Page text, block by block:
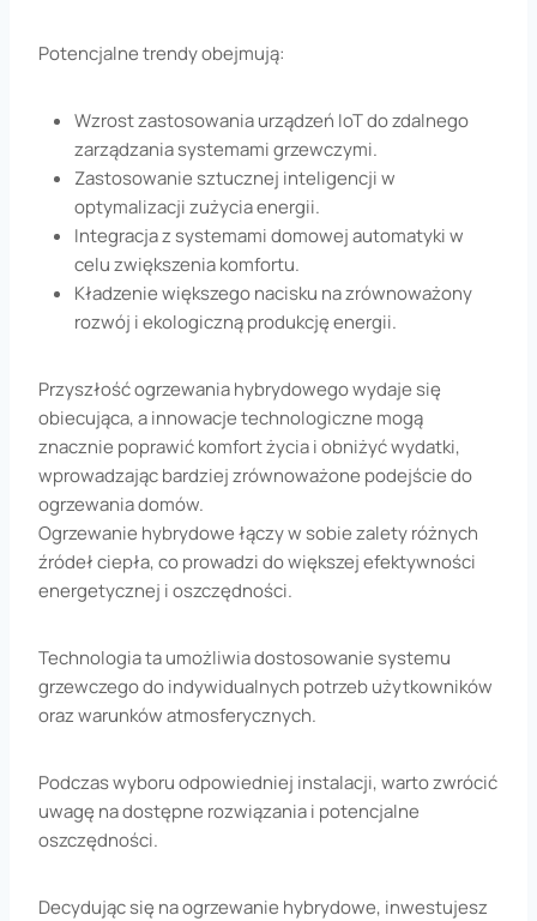
Potencjalne trendy obejmują:
Wzrost zastosowania urządzeń IoT do zdalnego
zarządzania systemami grzewczymi.
Zastosowanie sztucznej inteligencji w
optymalizacji zużycia energii.
Integracja z systemami domowej automatyki w
celu zwiększenia komfortu.
Kładzenie większego nacisku na zrównoważony
rozwój i ekologiczną produkcję energii.
Przyszłość ogrzewania hybrydowego wydaje się
obiecująca, a innowacje technologiczne mogą
znacznie poprawić komfort życia i obniżyć wydatki,
wprowadzając bardziej zrównoważone podejście do
ogrzewania domów.
Ogrzewanie hybrydowe łączy w sobie zalety różnych
źródeł ciepła, co prowadzi do większej efektywności
energetycznej i oszczędności.
Technologia ta umożliwia dostosowanie systemu
grzewczego do indywidualnych potrzeb użytkowników
oraz warunków atmosferycznych.
Podczas wyboru odpowiedniej instalacji, warto zwrócić
uwagę na dostępne rozwiązania i potencjalne
oszczędności.
Decydując się na ogrzewanie hybrydowe, inwestujesz